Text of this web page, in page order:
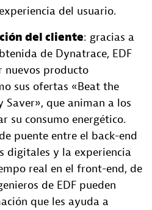
del usuario.
del cliente: gracias a
de Dynatrace, EDF
nuevos producto
sus ofertas «Beat the
Saver», que animan a los
su consumo energético.
puente entre el back-end
digitales y la experiencia
real en el front-end, de
de EDF pueden
que les ayuda a